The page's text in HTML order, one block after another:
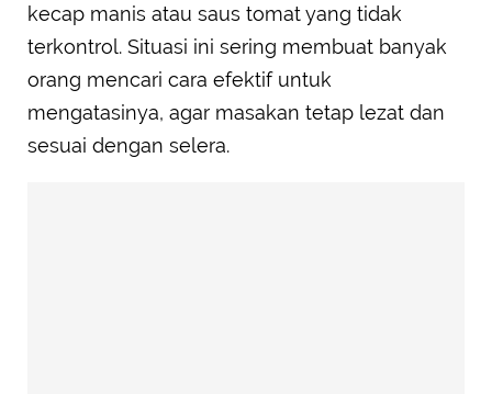
kecap manis atau saus tomat yang tidak
terkontrol. Situasi ini sering membuat banyak
orang mencari cara efektif untuk
mengatasinya, agar masakan tetap lezat dan
sesuai dengan selera.